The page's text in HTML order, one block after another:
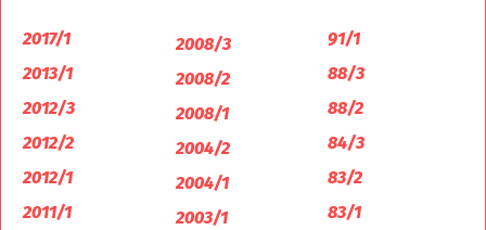
2017/1
2013/1
2012/3
2012/2
2012/1
2011/1
2008/3
2008/2
2008/1
2004/2
2004/1
2003/1
91/1
88/3
88/2
84/3
83/2
83/1